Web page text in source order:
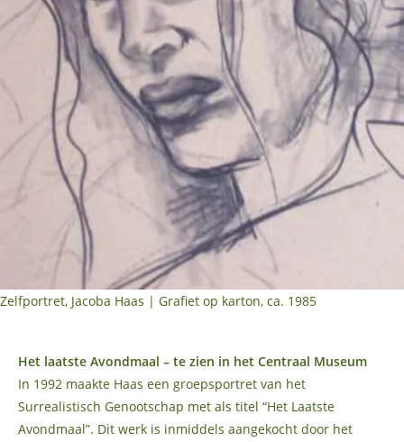
Zelfportret, Jacoba Haas | Grafiet op karton, ca. 1985
Het laatste Avondmaal – te zien in het Centraal Museum
In 1992 maakte Haas een groepsportret van het
Surrealistisch Genootschap met als titel “Het Laatste
Avondmaal”. Dit werk is inmiddels aangekocht door het